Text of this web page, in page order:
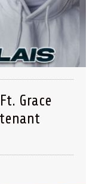
Grace